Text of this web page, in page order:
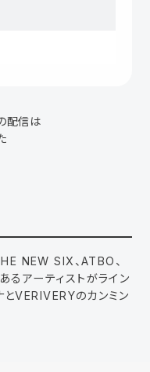
配信は
NEW SIX、ATBO、
るアーティストがライン
とVERIVERYのカンミン